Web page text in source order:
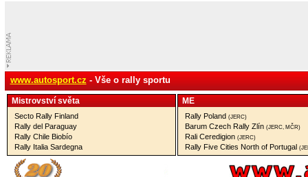
www.autosport.cz - Vše o rally sportu
Mistrovství­ světa
Secto Rally Finland
Rally del Paraguay
Rally Chile Biobío
Rally Italia Sardegna
ME
Rally Poland (JERC)
Barum Czech Rally Zlín (JERC, MČR)
Rali Ceredigion (JERC)
Rally Five Cities North of Portugal